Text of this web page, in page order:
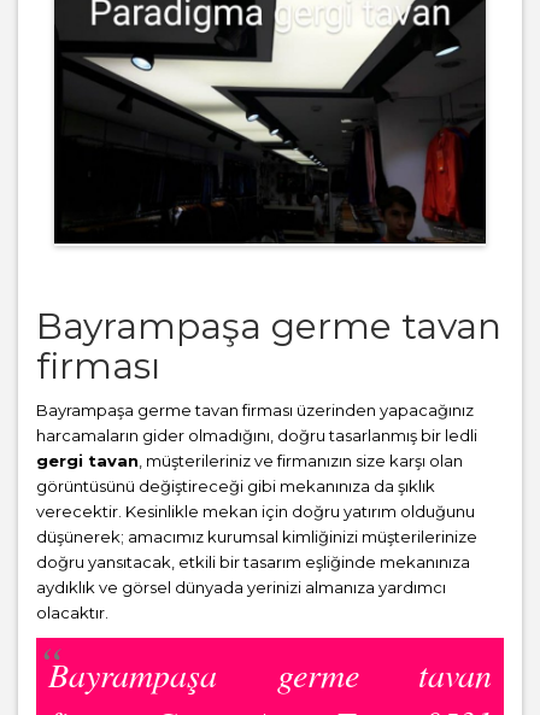
Bayrampaşa germe tavan
firması
Bayrampaşa germe tavan firması üzerinden yapacağınız
harcamaların gider olmadığını, doğru tasarlanmış bir ledli
gergi tavan , müşterileriniz ve firmanızın size karşı olan
görüntüsünü değiştireceği gibi mekanınıza da şıklık
verecektir. Kesinlikle mekan için doğru yatırım olduğunu
düşünerek; amacımız kurumsal kimliğinizi müşterilerinize
doğru yansıtacak, etkili bir tasarım eşliğinde mekanınıza
aydıklık ve görsel dünyada yerinizi almanıza yardımcı
olacaktır.
Bayrampaşa germe tavan